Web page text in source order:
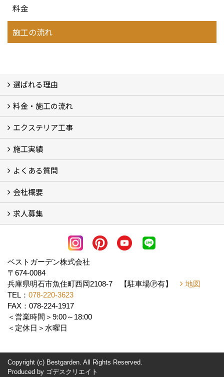
料金
施工の流れ
選ばれる理由
選ばれる理由
料金・施工の流れ
料金
施工の流れ
エクステリア工事
エクステリア工事
施工実績
フォトギャラリー
メディア紹介・掲載
お客様の声
よくある質問
よくある質問
会社概要
会社概要
アクセス
スタッフ紹介
スタッフブログ
LINE公式アカウント
求人募集
協力業者様・求人募集 (2)
ベストガーデン株式会社
〒674-0084
兵庫県明石市魚住町西岡2108-7 【駐車場Ⓟ有】
地図
TEL： 078-220-3623
FAX：078-224-1917
＜営業時間＞9:00～18:00
＜定休日＞水曜日
Copyright (c) Bestgarden. All Rights Reserved.
Produced by ゴデスクリエイト